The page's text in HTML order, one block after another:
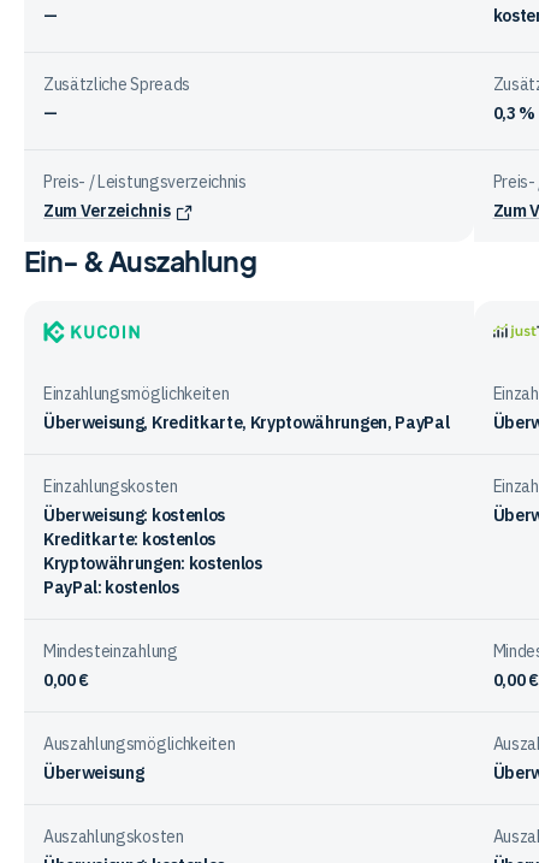
—
Zusätzliche Spreads
—
0,3
Preis- / Leistungsverzeichnis
Zum Verzeichnis
Preis-
Zum
Vergleichstabelle
Gebühren
bei
Anbietern
Ein- & Auszahlung
Einzahlungsmöglichkeiten
Überweisung, Kreditkarte, Kryptowährungen, PayPal
Einzahlungskosten
Überweisung: kostenlos
Kreditkarte: kostenlos
Kryptowährungen: kostenlos
PayPal: kostenlos
Mindesteinzahlung
0,00 €
0,00 €
Auszahlungsmöglichkeiten
Überweisung
Auszahlungskosten